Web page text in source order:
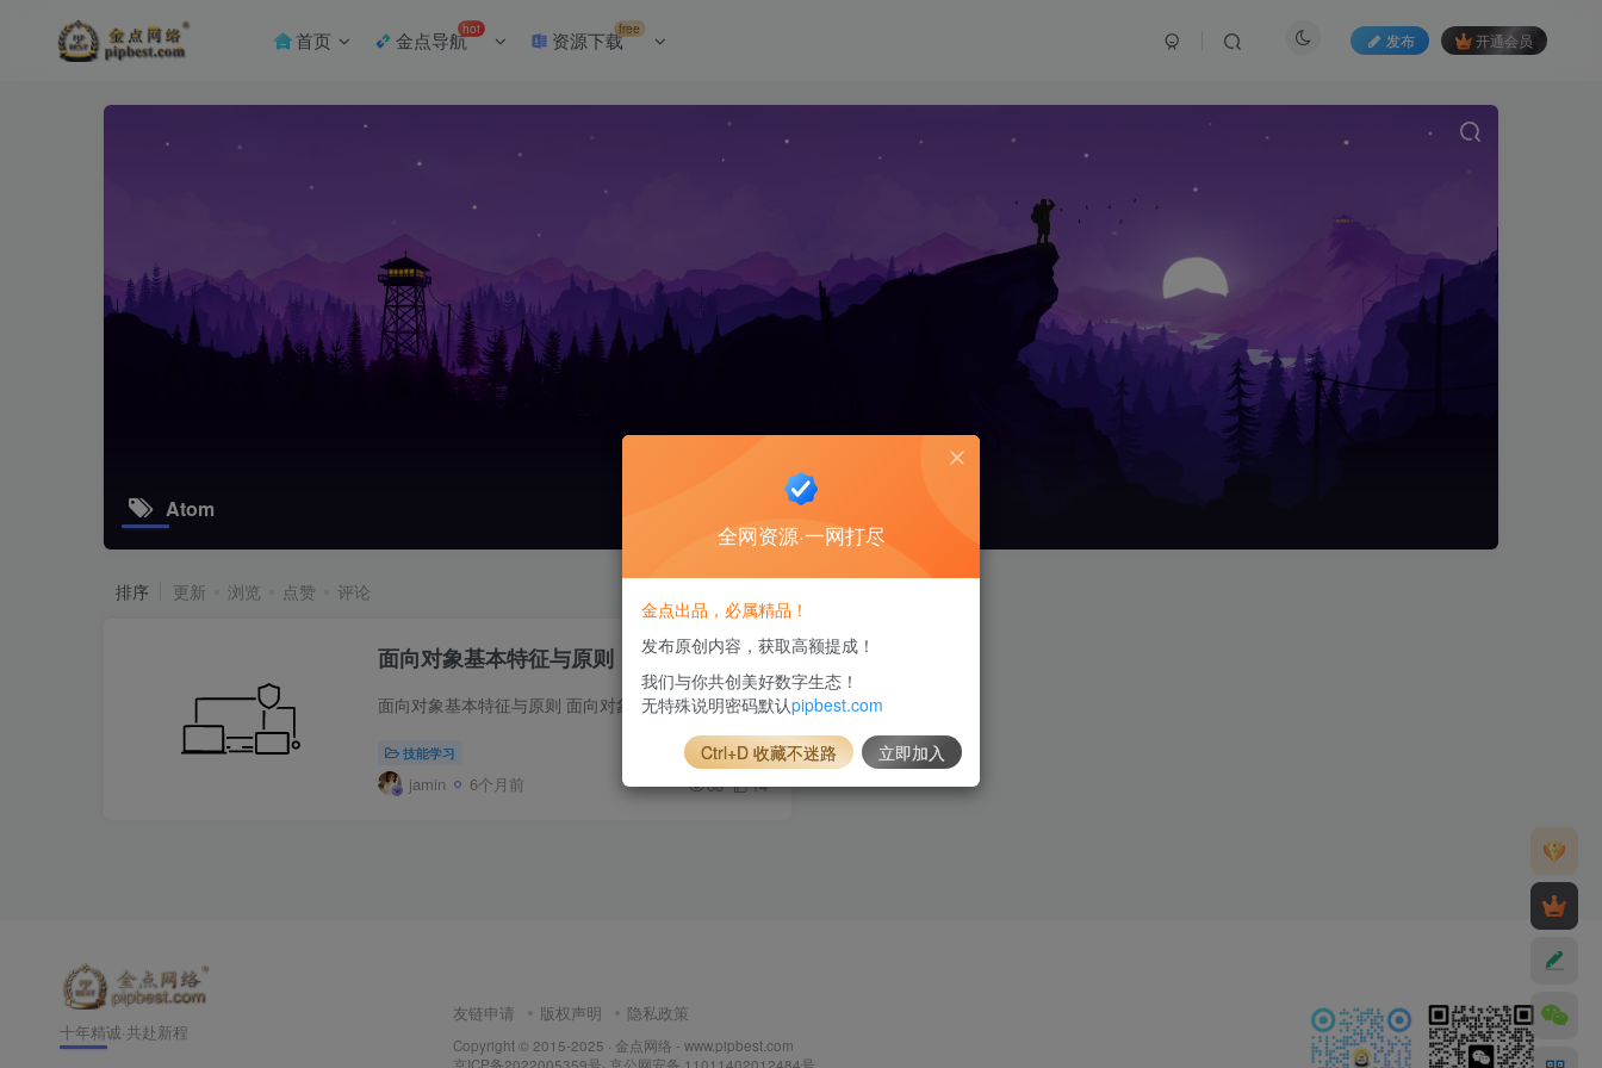
首页 金点导航hot 资源下载free
发布 开通会员
Atom
排序 更新 浏览 点赞 评论
面向对象基本特征与原则
面向对象基本特征与原则 面向对象有三大基本特征和五大基本原则。 三大特征 封装 所谓封装（Encapsulation），也就是把客观事物封装成抽象的类，并且类可以把自己的数据和方法只让可信的类或者...
技能学习
jamin 6个月前 68 14
十年精诚·共赴新程
友链申请 版权声明 隐私政策
Copyright © 2015-2025 · 金点网络 - www.pipbest.com
京ICP备2022005359号· 京公网安备 11011402012484号
全网资源·一网打尽
金点出品，必属精品！
发布原创内容，获取高额提成！
我们与你共创美好数字生态！
无特殊说明密码默认pipbest.com
Ctrl+D 收藏不迷路 立即加入